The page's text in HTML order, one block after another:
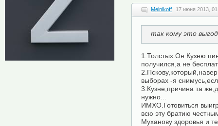
Melnikoff 17 июня 2013,
так кому это
1.Толстых.Он Кузню
получился,а не
выборах -я
3.Кузне,причина та
нужно...
ИМХО.Готовиться
всю эту братию
Муханову здоровья и